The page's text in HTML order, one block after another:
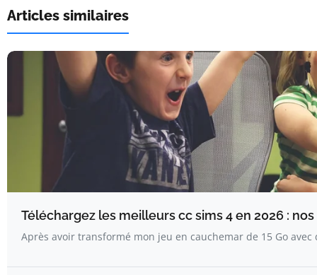
Articles similaires
Téléchargez les meilleurs cc sims 4 en 2026 :
Après avoir transformé mon jeu en cauchemar de 15 Go